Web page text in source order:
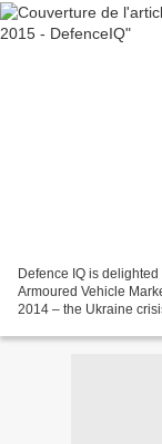
Defence IQ is
Armoured Vehicle
2014 – the Ukraine